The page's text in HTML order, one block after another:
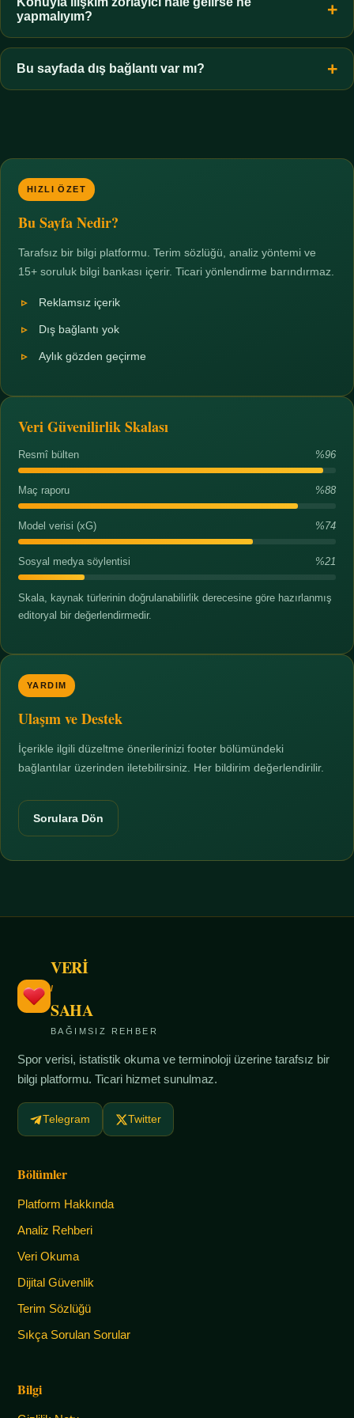
zorunluluktur.
yapmalıyım?
Zaman sınırı koyun, harcadığınız süreyi ölçün ve gerekirse
profesyonel destek alın. Türkiye'de ücretsiz danışma hatları
mevcuttur; yardım istemek güçlü bir adımdır.
Bu sayfada dış bağlantı var mı?
HIZLI ÖZET
Bu Sayfa Nedir?
Tarafsız bir bilgi platformu. Terim sözlüğü, analiz yöntemi ve
15+ soruluk bilgi bankası içerir. Ticari yönlendirme barındırmaz.
Reklamsız içerik
Dış bağlantı yok
Aylık gözden geçirme
Veri Güvenilirlik Skalası
Resmî bülten %96
Maç raporu %88
Model verisi (xG) %74
Sosyal medya söylentisi %21
Skala, kaynak türlerinin doğrulanabilirlik derecesine göre hazırlanmış
editoryal bir değerlendirmedir.
YARDIM
Ulaşım ve Destek
İçerikle ilgili düzeltme önerilerinizi footer bölümündeki
bağlantılar üzerinden iletebilirsiniz. Her bildirim değerlendirilir.
Sorulara Dön
VERİ
/
SAHA
BAĞIMSIZ REHBER
Spor verisi, istatistik okuma ve terminoloji üzerine tarafsız bir
bilgi platformu. Ticari hizmet sunulmaz.
Telegram Twitter
Bölümler
Platform Hakkında
Analiz Rehberi
Veri Okuma
Dijital Güvenlik
Terim Sözlüğü
Sıkça Sorulan Sorular
Bilgi